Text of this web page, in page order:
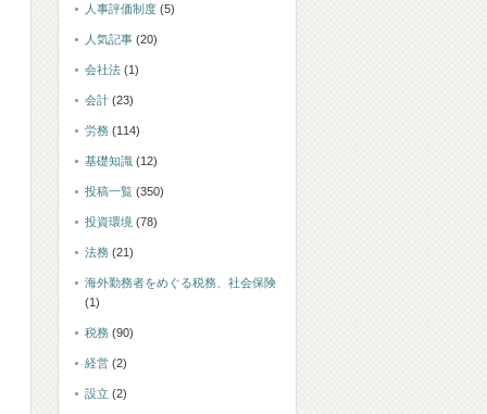
人事評価制度 (5)
人気記事 (20)
会社法 (1)
会計 (23)
労務 (114)
基礎知識 (12)
投稿一覧 (350)
投資環境 (78)
法務 (21)
海外勤務者をめぐる税務、社会保険
(1)
税務 (90)
経営 (2)
設立 (2)